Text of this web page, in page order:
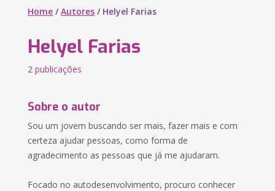
Home /Autores / Helyel Farias
Helyel Farias
2 publicações
Sobre o autor
Sou um jovem buscando ser mais, fazer mais e com
certeza ajudar pessoas, como forma de
agradecimento as pessoas que já me ajudaram.
Focado no autodesenvolvimento, procuro conhecer